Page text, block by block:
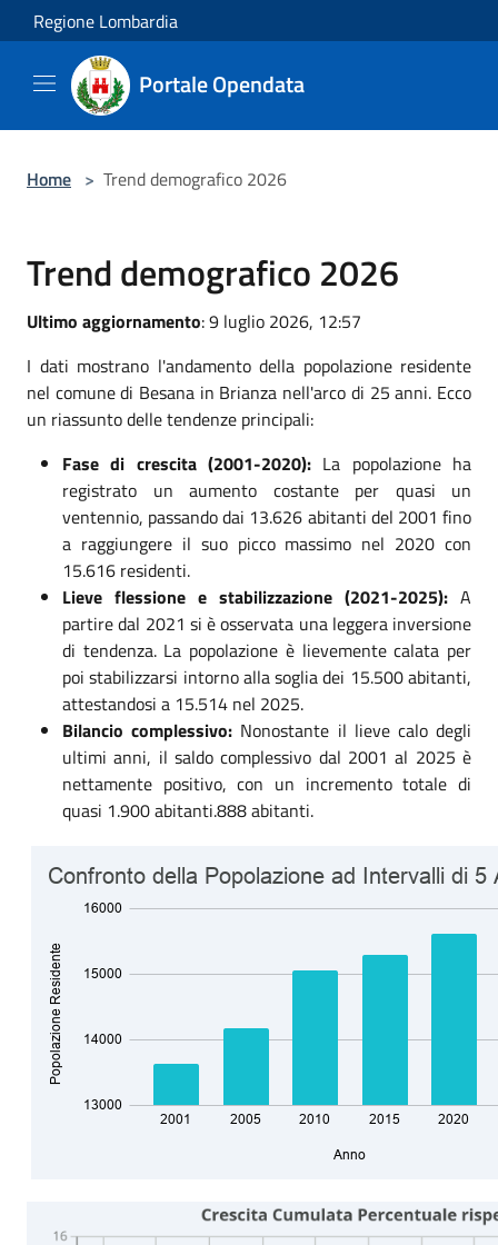
Salta al contenuto principale
Regione Lombardia
Portale Opendata
Home > Trend demografico 2026
Trend demografico 2026
Ultimo aggiornamento: 9 luglio 2026, 12:57
I dati mostrano l'andamento della popolazione residente
nel comune di Besana in Brianza nell'arco di 25 anni. Ecco
un riassunto delle tendenze principali:
Fase di crescita (2001-2020): La popolazione ha
registrato un aumento costante per quasi un
ventennio, passando dai 13.626 abitanti del 2001 fino
a raggiungere il suo picco massimo nel 2020 con
15.616 residenti.
Lieve flessione e stabilizzazione (2021-2025): A
partire dal 2021 si è osservata una leggera inversione
di tendenza. La popolazione è lievemente calata per
poi stabilizzarsi intorno alla soglia dei 15.500 abitanti,
attestandosi a 15.514 nel 2025.
Bilancio complessivo: Nonostante il lieve calo degli
ultimi anni, il saldo complessivo dal 2001 al 2025 è
nettamente positivo, con un incremento totale di
quasi 1.900 abitanti.888 abitanti.